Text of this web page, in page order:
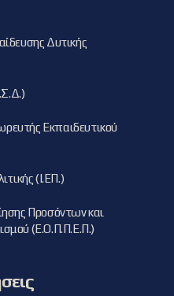
Δυτικής
Εκπαιδευτικού
(Ι.ΕΠ.)
Προσόντων και
(Ε.Ο.Π.Π.Ε.Π.)